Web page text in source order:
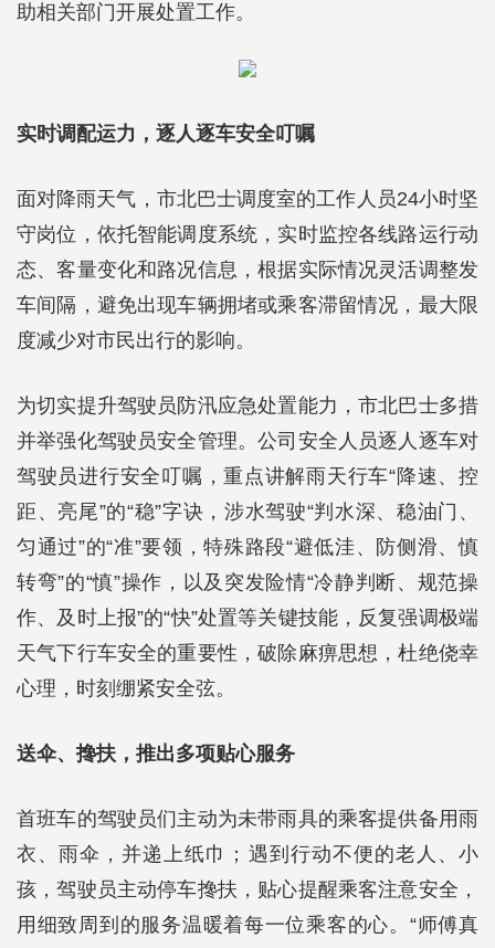
助相关部门开展处置工作。
实时调配运力，逐人逐车安全叮嘱
面对降雨天气，市北巴士调度室的工作人员24小时坚
守岗位，依托智能调度系统，实时监控各线路运行动
态、客量变化和路况信息，根据实际情况灵活调整发
车间隔，避免出现车辆拥堵或乘客滞留情况，最大限
度减少对市民出行的影响。
为切实提升驾驶员防汛应急处置能力，市北巴士多措
并举强化驾驶员安全管理。公司安全人员逐人逐车对
驾驶员进行安全叮嘱，重点讲解雨天行车“降速、控
距、亮尾”的“稳”字诀，涉水驾驶“判水深、稳油门、
匀通过”的“准”要领，特殊路段“避低洼、防侧滑、慎
转弯”的“慎”操作，以及突发险情“冷静判断、规范操
作、及时上报”的“快”处置等关键技能，反复强调极端
天气下行车安全的重要性，破除麻痹思想，杜绝侥幸
心理，时刻绷紧安全弦。
送伞、搀扶，推出多项贴心服务
首班车的驾驶员们主动为未带雨具的乘客提供备用雨
衣、雨伞，并递上纸巾；遇到行动不便的老人、小
孩，驾驶员主动停车搀扶，贴心提醒乘客注意安全，
用细致周到的服务温暖着每一位乘客的心。“师傅真